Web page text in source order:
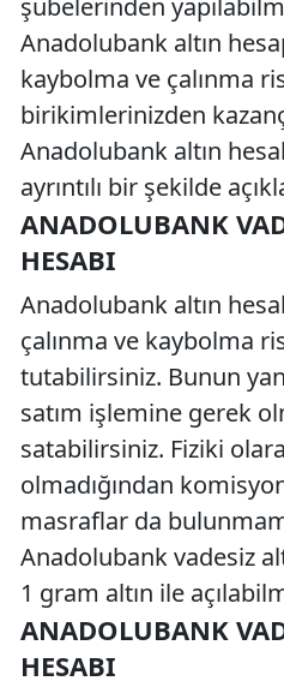
şubelerinden
Anadolubank altın
kaybolma ve çalınma
birikimlerinizden
Anadolubank altın
ayrıntılı bir şekilde
ANADOLUBANK
HESABI
Anadolubank altın
çalınma ve kaybolma
tutabilirsiniz. Bunun
satım işlemine gerek
satabilirsiniz. Fiziki
olmadığından
masraflar da
Anadolubank vadesiz
1 gram altın ile
ANADOLUBANK
HESABI